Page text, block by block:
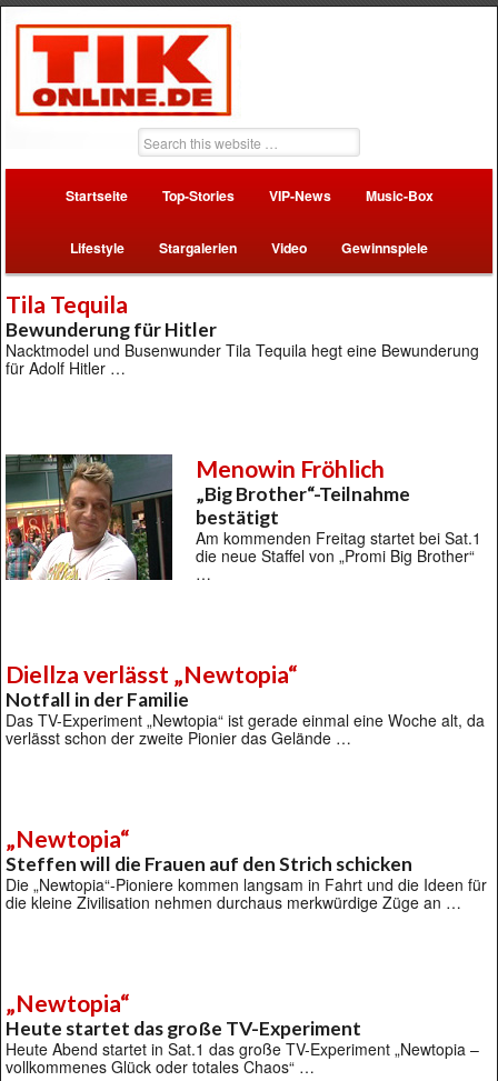
Startseite Top-Stories VIP-News Music-Box
Lifestyle Stargalerien Video Gewinnspiele
Tila Tequila
Bewunderung für Hitler
Nacktmodel und Busenwunder Tila Tequila hegt eine Bewunderung
für Adolf Hitler …
Menowin Fröhlich
„Big Brother“-Teilnahme
bestätigt
Am kommenden Freitag startet bei Sat.1
die neue Staffel von „Promi Big Brother“
…
Diellza verlässt „Newtopia“
Notfall in der Familie
Das TV-Experiment „Newtopia“ ist gerade einmal eine Woche alt, da
verlässt schon der zweite Pionier das Gelände …
„Newtopia“
Steffen will die Frauen auf den Strich schicken
Die „Newtopia“-Pioniere kommen langsam in Fahrt und die Ideen für
die kleine Zivilisation nehmen durchaus merkwürdige Züge an …
„Newtopia“
Heute startet das große TV-Experiment
Heute Abend startet in Sat.1 das große TV-Experiment „Newtopia –
vollkommenes Glück oder totales Chaos“ …